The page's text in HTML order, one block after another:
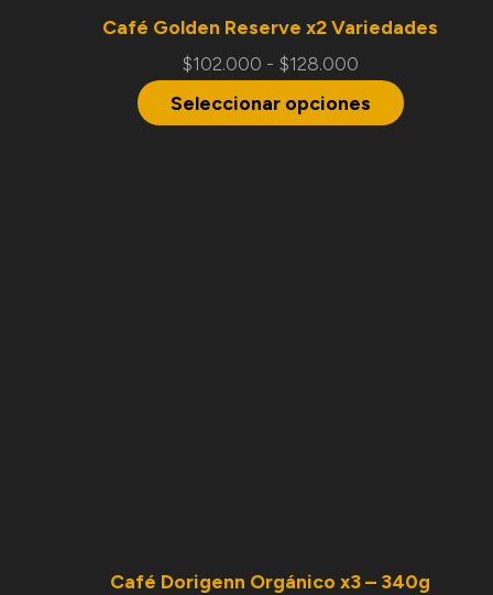
Café Golden Reserve x2 Variedades
$102.000 - $128.000
Seleccionar opciones
Café Dorigenn Orgánico x3 – 340g